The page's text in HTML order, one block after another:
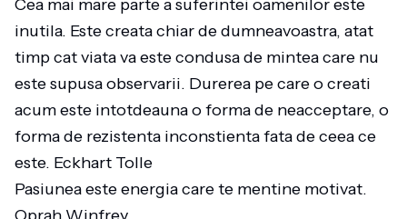
Cea mai mare parte a suferintei oamenilor este
inutila. Este creata chiar de dumneavoastra, atat
timp cat viata va este condusa de mintea care nu
este supusa observarii. Durerea pe care o creati
acum este intotdeauna o forma de neacceptare, o
forma de rezistenta inconstienta fata de ceea ce
este. Eckhart Tolle
Pasiunea este energia care te mentine motivat.